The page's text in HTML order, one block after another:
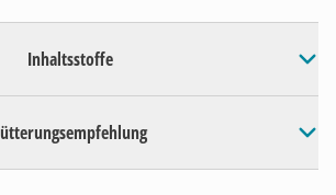
Inhaltsstoffe